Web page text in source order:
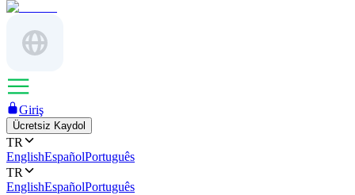
Giriş
Ücretsiz Kaydol
TR
EnglishEspañolPortuguês
TR
EnglishEspañolPortuguês